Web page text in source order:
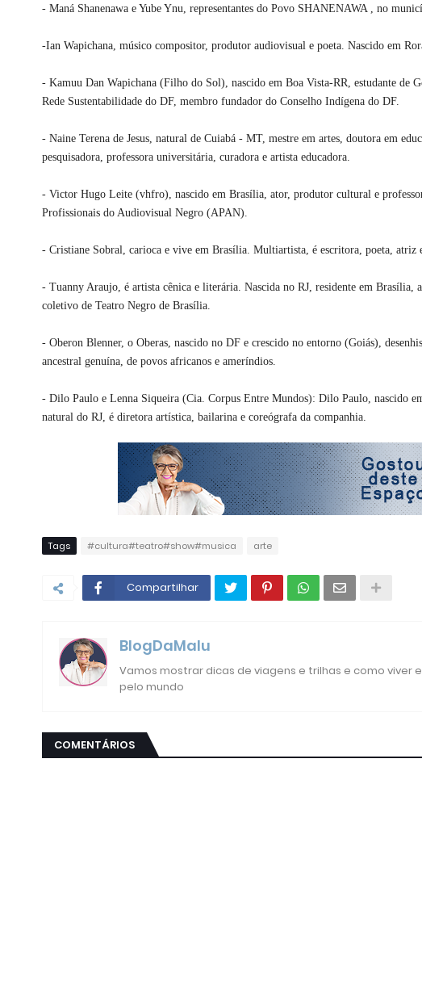
- Maná Shanenawa e Yube Ynu, representantes do Povo SHANENAWA , no
-Ian Wapichana, músico compositor, produtor audiovisual e poeta. Nascido em
- Kamuu Dan Wapichana (Filho do Sol), nascido em Boa Vista-RR, estudante de
Rede Sustentabilidade do DF, membro fundador do Conselho Indígena do DF.
- Naine Terena de Jesus, natural de Cuiabá - MT, mestre em artes, doutora em
pesquisadora, professora universitária, curadora e artista educadora.
- Victor Hugo Leite (vhfro), nascido em Brasília, ator, produtor cultural e
Profissionais do Audiovisual Negro (APAN).
- Cristiane Sobral, carioca e vive em Brasília. Multiartista, é escritora, poeta, atriz
- Tuanny Araujo, é artista cênica e literária. Nascida no RJ, residente em
coletivo de Teatro Negro de Brasília.
- Oberon Blenner, o Oberas, nascido no DF e crescido no entorno (Goiás),
ancestral genuína, de povos africanos e ameríndios.
- Dilo Paulo e Lenna Siqueira (Cia. Corpus Entre Mundos): Dilo Paulo, nascido
natural do RJ, é diretora artística, bailarina e coreógrafa da companhia.
Tags #cultura#teatro#show#musica arte
Compartilhar
BlogDaMalu
Vamos mostrar dicas de viagens e trilhas e como viver
pelo mundo
COMENTÁRIOS